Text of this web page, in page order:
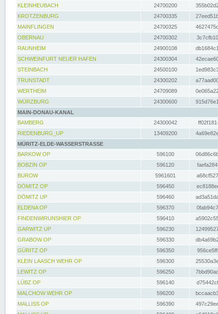
KLEINHEUBACH 24700200
KROTZENBURG
24700335
MAINFLINGEN
24700325
OBERNAU
24700302
RAUNHEIM
24900108
SCHWEINFURT NEUER HAFEN
24300304
STEINBACH
24500100
TRUNSTADT
24300202
WERTHEIM
24709089
WÜRZBURG
24300600
MAIN-DONAU-KANAL
BAMBERG
24300042
RIEDENBURG_UP
13409200
MÜRITZ-ELDE-WASSERSTRASSE
BARKOW OP
596100
BOBZIN OP
596120
BUROW
5961601
DÖMITZ OP
596450
DÖMITZ UP
596460
ELDENA OP
596370
FINDENWIRUNSHIER OP
596410
GARWITZ UP
596230
GRABOW OP
596330
GÜRITZ OP
596350
KLEIN LAASCH WEHR OP
596300
LEWITZ OP
596250
LÜBZ OP
596140
MALCHOW WEHR OP
596200
MALLISS OP
596390